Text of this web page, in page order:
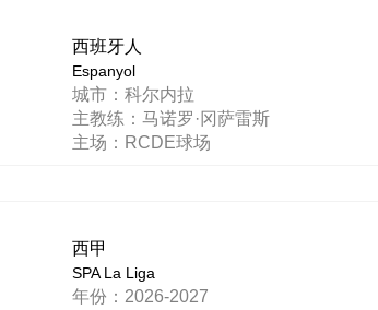
西班牙人
Espanyol
城市：科尔内拉
主教练：马诺罗·冈萨雷斯
主场：RCDE球场
西甲
SPA La Liga
年份：2026-2027